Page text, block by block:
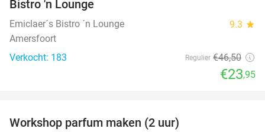
Bistro 'n Lounge
Emiclaer´s Bistro ´n Lounge 9.3 star
Amersfoort
Verkocht: 183
Regulier €46,50
€23,95
Workshop parfum maken (2 uur)